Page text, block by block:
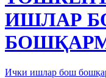
ИШЛАР
Ички ишлар бош